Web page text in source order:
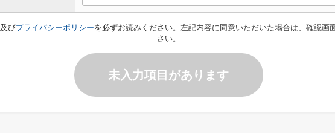
及びプライバシーポリシーを必ずお読みください。左記内容に同意いただいた場合は、確認画
さい。
未入力項目があります